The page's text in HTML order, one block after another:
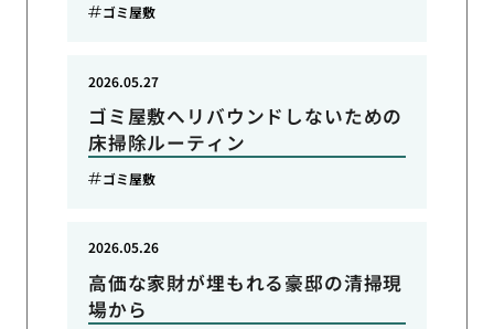
ゴミ屋敷
ゴミ屋敷へリバウンドしないための
床掃除ルーティン
2026.05.27
ゴミ屋敷
高価な家財が埋もれる豪邸の清掃現
場から
2026.05.26